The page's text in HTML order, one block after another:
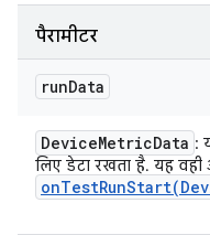
पैरामीटर
runData
DeviceMetricData :
लिए डेटा रखता है. यह
onTestRunStart(